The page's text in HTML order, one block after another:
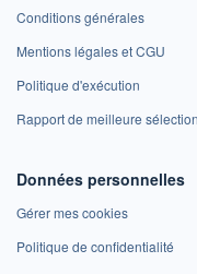
Conditions générales
Mentions légales et CGU
Politique d'exécution
Rapport de meilleure
Données personnelles
Gérer mes cookies
Politique de confidentialité